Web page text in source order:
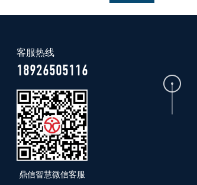
客服热线
18926505116
鼎信智慧微信客服